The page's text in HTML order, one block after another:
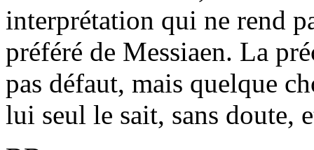
interprétation qui ne rend
préféré de Messiaen. La
pas défaut, mais quelque
lui seul le sait, sans doute,